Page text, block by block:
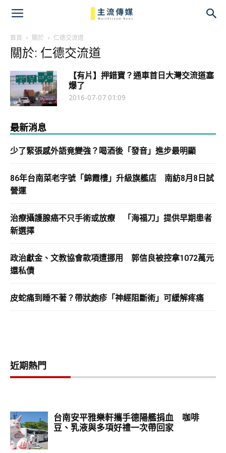
首頁 關於 仁德交流道
關於: 仁德交流道
【有片】押錯寶？通車首日大灣交流道塞
爆了
2016-07-07 01:09
最新消息
少了緊張感外語竟變強？喝酒後「發音」進步最明顯
86年台南菜老字號「錦霞樓」升級旗艦店 南紡8月8日試
營運
治療攝護腺癌不只手術或放療 「海福刀」提供早期患者
新選擇
政治獻金、文教協會款項遭挪用 郭信良被控拿1072萬元
還私債
皮蛇痛到睡不著？帶狀皰疹「神經阻斷術」可緩解疼痛
近期熱門